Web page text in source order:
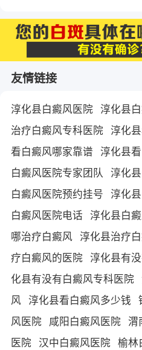
友情链接
淳化县白癜风医院 淳化县
治疗白癜风专科医院 淳化
看白癜风哪家靠谱 淳化县
白癜风医院专家团队 淳化
白癜风医院预约挂号 淳化
白癜风医院电话 淳化县白
哪治疗白癜风 淳化县治疗
疗白癜风的医院 淳化县有
化县有没有白癜风专科医院
风 淳化县看白癜风多少钱
风医院 咸阳白癜风医院 渭
医院 汉中白癜风医院 榆林